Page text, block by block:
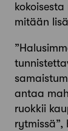
mitään
antaa
ruokkii
rytmissä”,